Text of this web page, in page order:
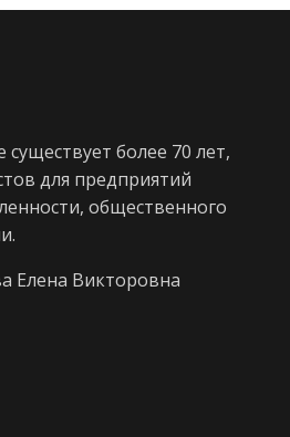
более 70 лет,
для предприятий
общественного
Елена Викторовна